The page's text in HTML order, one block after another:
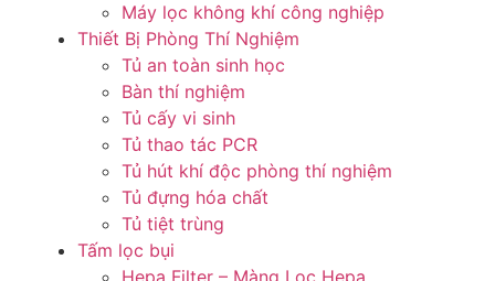
Máy lọc không khí công nghiệp
Thiết Bị Phòng Thí Nghiệm
Tủ an toàn sinh học
Bàn thí nghiệm
Tủ cấy vi sinh
Tủ thao tác PCR
Tủ hút khí độc phòng thí nghiệm
Tủ đựng hóa chất
Tủ tiệt trùng
Tấm lọc bụi